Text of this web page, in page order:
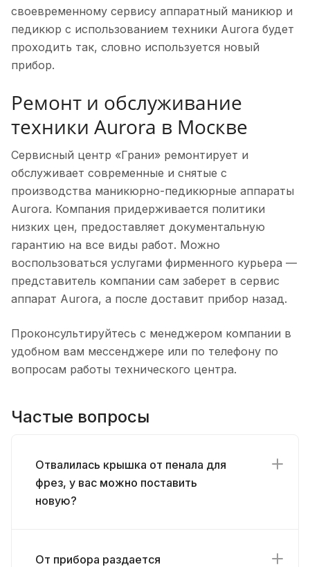
своевременному сервису аппаратный маникюр и
педикюр с использованием техники Aurora будет
проходить так, словно используется новый
прибор.
Ремонт и обслуживание
техники Aurora в Москве
Сервисный центр «Грани» ремонтирует и
обслуживает современные и снятые с
производства маникюрно-педикюрные аппараты
Aurora. Компания придерживается политики
низких цен, предоставляет документальную
гарантию на все виды работ. Можно
воспользоваться услугами фирменного курьера —
представитель компании сам заберет в сервис
аппарат Aurora, а после доставит прибор назад.
Проконсультируйтесь с менеджером компании в
удобном вам мессенджере или по телефону по
вопросам работы технического центра.
Частые вопросы
Отвалилась крышка от пенала для
фрез, у вас можно поставить
новую?
От прибора раздается